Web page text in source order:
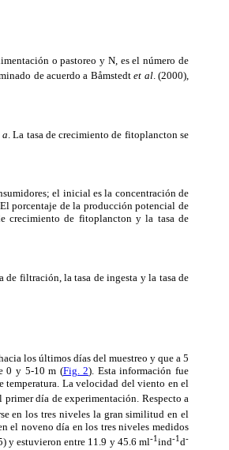
o pastoreo y N, es el número de
de acuerdo a Båmstedtet al. (2000),
a . La tasa de crecimiento de fitoplancton se
el inicial es la concentración de
porcentaje de la producción potencial de
crecimiento de fitoplancton y la tasa de
de filtración, la tasa de ingesta y la tasa de
los últimos días del muestreo y que a 5
0 y 5-10 m (Fig. 2). Esta información fue
temperatura. La velocidad del viento en el
día de experimentación. Respecto a
en los tres niveles la gran similitud en el
el noveno día en los tres niveles medidos
y estuvieron entre 11.9 y 45.6 ml-1ind-1d-